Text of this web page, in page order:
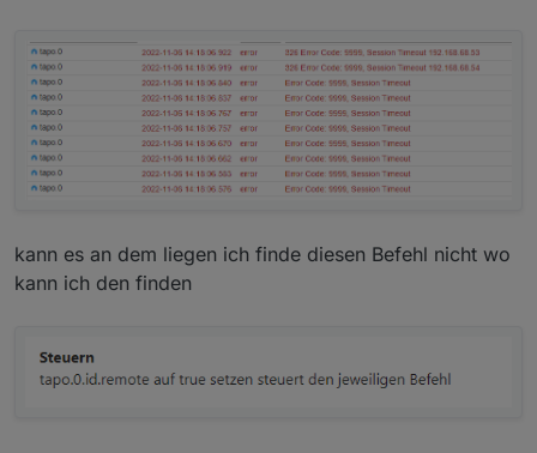
kann es an dem liegen ich finde diesen Befehl nicht wo
kann ich den finden